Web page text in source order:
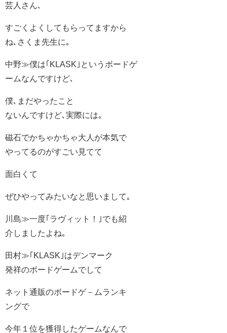
芸人さん､
すごくよくしてもらってますから
ね､さくま先生に｡
中野≫僕は｢KLASK｣というボードゲ
ームなんですけど､
僕､まだやったこと
ないんですけど､実際には｡
磁石でかちゃかちゃ大人が本気で
やってるのがすごい見てて
面白くて
ぜひやってみたいなと思いまして｡
川島≫一度｢ラヴィット！｣でも紹
介しましたよね｡
田村≫｢KLASK｣はデンマーク
発祥のボードゲームでして
ネット通販のボードゲ－ムランキ
ングで
今年１位を獲得したゲームなんで